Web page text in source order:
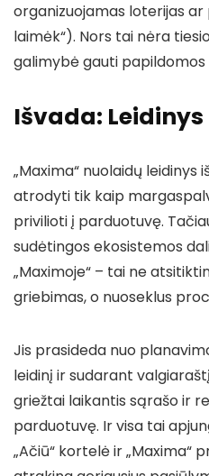
organizuojamas loterijas ar
laimėk“). Nors tai nėra
galimybė gauti papildomos
Išvada:
„Maxima“ nuolaidų leidinys
atrodyti tik kaip
privilioti į parduotuvę.
sudėtingos ekosistemos
„Maximoje“ – tai ne
griebimas, o nuoseklus
Jis prasideda nuo
leidinį ir sudarant
griežtai laikantis sąrašo ir
parduotuvę. Ir visa tai
„Ačiū“ kortelė ir „Maxima“